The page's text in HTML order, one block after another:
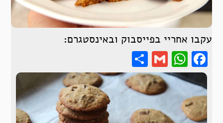
עקבו אחריי בפייסבוק ובאינסטגרם:
Facebook
WhatsApp
Gmail